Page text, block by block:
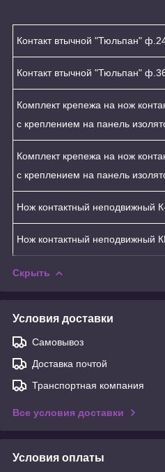
Контакт втычной "Тюльпан"
Контакт втычной "Тюльпан"
Комплект крепежа на нож
с креплением на панель
Комплект крепежа на нож
с креплением на панель
Нож контактный неподвижный
Нож контактный
Скрыть
Условия доставки
Самовывоз
Доставка почтой
Транспортная компания
Все условия доставки
Условия оплаты